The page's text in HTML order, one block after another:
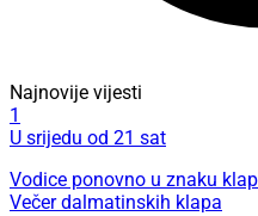
Najnovije vijesti
1
U srijedu od 21 sat
Vodice ponovno u znaku
Večer dalmatinskih klapa